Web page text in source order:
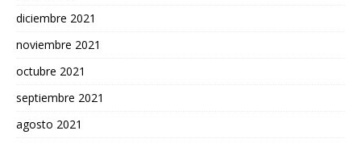
diciembre 2021
noviembre 2021
octubre 2021
septiembre 2021
agosto 2021